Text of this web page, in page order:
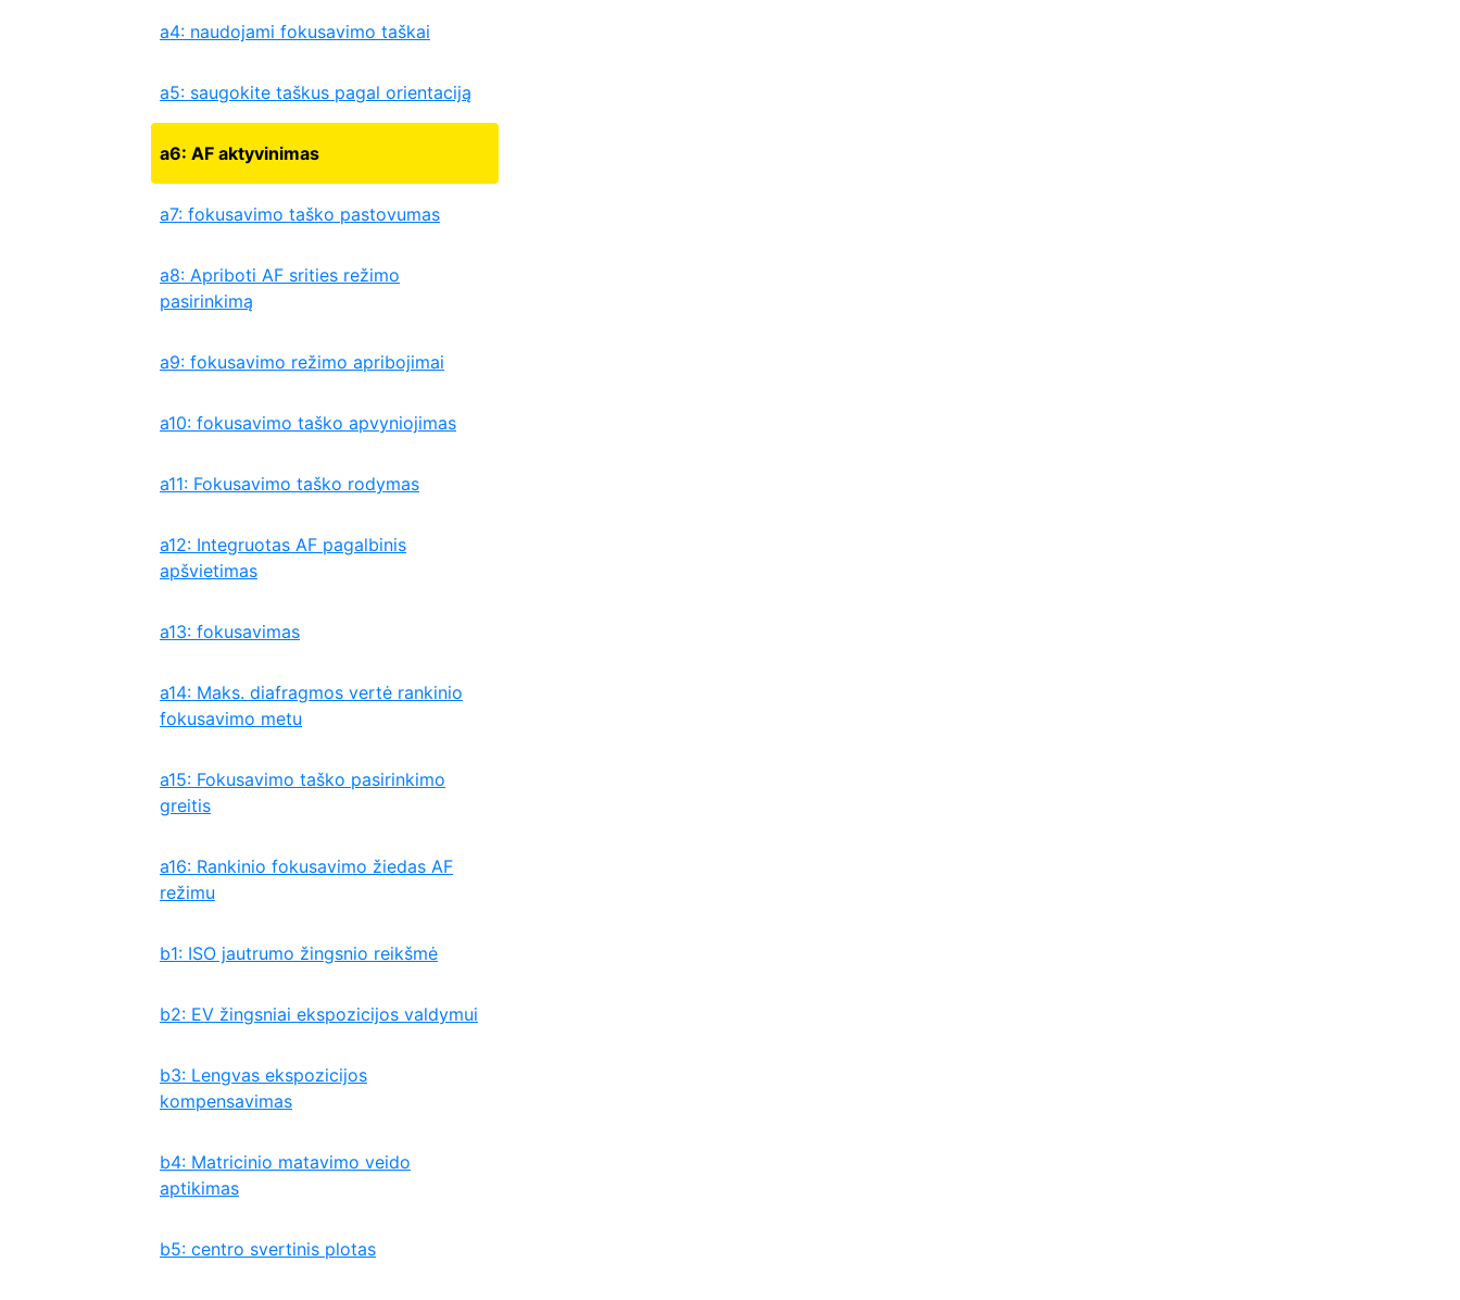
a4: naudojami fokusavimo taškai
a5: saugokite taškus pagal orientaciją
a6: AF aktyvinimas
a7: fokusavimo taško pastovumas
a8: Apriboti AF srities režimo
pasirinkimą
a9: fokusavimo režimo apribojimai
a10: fokusavimo taško apvyniojimas
a11: Fokusavimo taško rodymas
a12: Integruotas AF pagalbinis
apšvietimas
a13: fokusavimas
a14: Maks. diafragmos vertė rankinio
fokusavimo metu
a15: Fokusavimo taško pasirinkimo
greitis
a16: Rankinio fokusavimo žiedas AF
režimu
b1: ISO jautrumo žingsnio reikšmė
b2: EV žingsniai ekspozicijos valdymui
b3: Lengvas ekspozicijos
kompensavimas
b4: Matricinio matavimo veido
aptikimas
b5: centro svertinis plotas